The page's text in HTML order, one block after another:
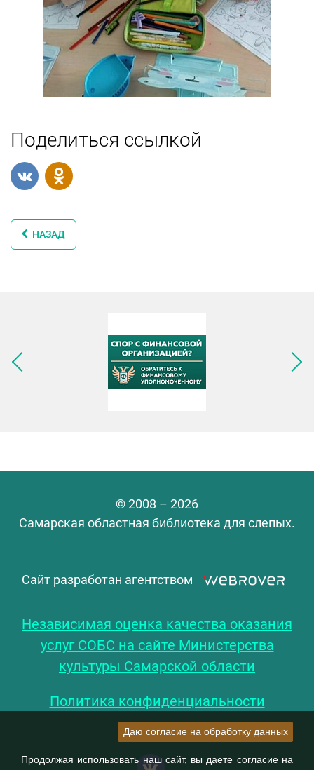
Поделиться ссылкой
НАЗАД
Следующее изображение
© 2008 – 2026
Самарская областная библиотека для слепых.
Сайт разработан агентством
Независимая оценка качества оказания
услуг СОБС на сайте Министерства
культуры Самарской области
Политика конфиденциальности
Даю согласие на обработку данных
Продолжая использовать наш сайт, вы даете согласие на